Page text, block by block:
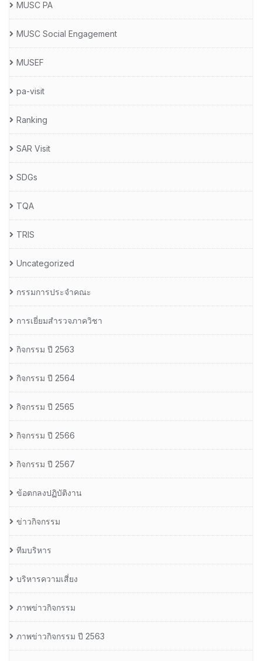
MUSC PA
MUSC Social Engagement
MUSEF
pa-visit
Ranking
SAR Visit
SDGs
TQA
TRIS
Uncategorized
กรรมการประจำคณะ
การเยี่ยมสำรวจภาควิชา
กิจกรรม ปี 2563
กิจกรรม ปี 2564
กิจกรรม ปี 2565
กิจกรรม ปี 2566
กิจกรรม ปี 2567
ข้อตกลงปฏิบัติงาน
ข่าวกิจกรรม
ทีมบริหาร
บริหารความเสี่ยง
ภาพข่าวกิจกรรม
ภาพข่าวกิจกรรม ปี 2563